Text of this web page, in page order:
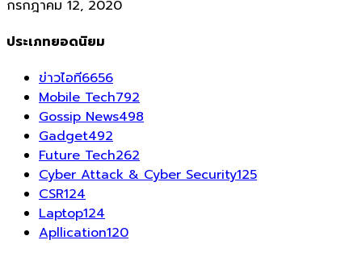
กรกฎาคม 12, 2020
ประเภทยอดนิยม
ข่าวไอที6656
Mobile Tech792
Gossip News498
Gadget492
Future Tech262
Cyber Attack & Cyber Security125
CSR124
Laptop124
Apllication120